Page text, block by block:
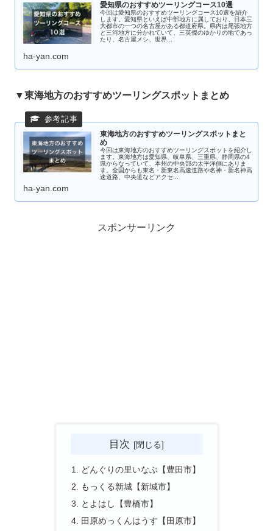
愛知県のおすすめツーリングコース10選
今回は愛知県のおすすめツーリングコース10選を紹介
します。愛知県といえば中部地方に属しており、日本三
大都市の一つの名古屋がある都道府県。県内は尾張地方
と三河地方に分かれていて、三英傑のゆかりの地であっ
たり、名古屋メシ、世界...
ha-yan.com
▼東海地方のおすすめツーリングスポットまとめ
東海地方のおすすめツーリングスポットまと
め
今回は東海地方のおすすめツーリングスポットを紹介し
ます。東海地方は愛知県、岐阜県、三重県、静岡県の4
県からなっていて、本州の中央部の太平洋側にありま
す。全国からも東名・新東名高速道路や名神・新名神高
速道路、中央道などアクセ...
ha-yan.com
スポンサーリンク
目次
どんぐりの里いなぶ【豊田市】
もっくる新城【新城市】
とよはし【豊橋市】
田原めっくんはうす【田原市】